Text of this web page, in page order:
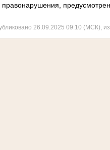
26.09.2025 09:10 (МСК),